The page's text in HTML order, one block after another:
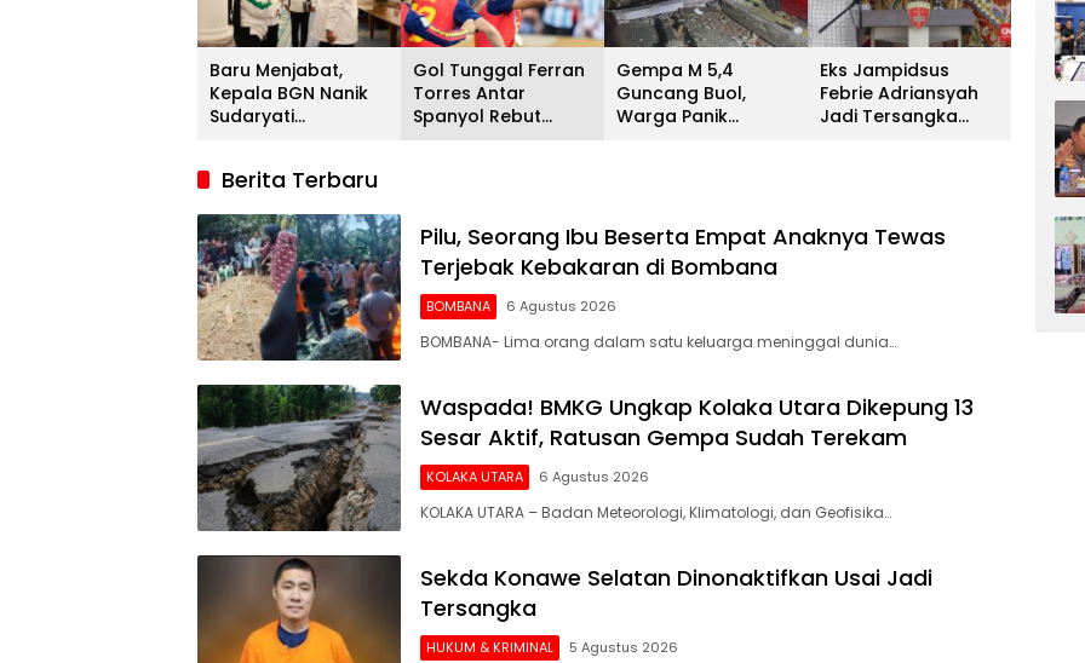
Baru Menjabat,
Kepala BGN Nanik
Sudaryati
Gol Tunggal Ferran
Torres Antar
Spanyol Rebut
Gelar Juara Dunia
Gempa M 5,4
Guncang Buol,
Warga Panik
Eks Jampidsus
Febrie Adriansyah
Jadi Tersangka
Berita Terbaru
Pilu, Seorang Ibu Beserta Empat Anaknya Tewas
Terjebak Kebakaran di Bombana
BOMBANA 6 Agustus 2026
BOMBANA- Lima orang dalam satu keluarga meninggal dunia…
Waspada! BMKG Ungkap Kolaka Utara Dikepung 13
Sesar Aktif, Ratusan Gempa Sudah Terekam
KOLAKA UTARA 6 Agustus 2026
KOLAKA UTARA – Badan Meteorologi, Klimatologi, dan Geofisika…
Sekda Konawe Selatan Dinonaktifkan Usai Jadi
Tersangka
HUKUM & KRIMINAL 5 Agustus 2026